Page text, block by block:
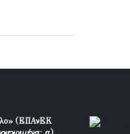
(ΕΠΑνΕΚ